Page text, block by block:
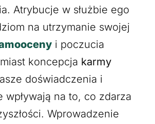
Atrybucje w służbie ego
na utrzymanie swojej
i poczucia
koncepcja karmy
doświadczenia i
wpływają na to, co zdarza
Wprowadzenie